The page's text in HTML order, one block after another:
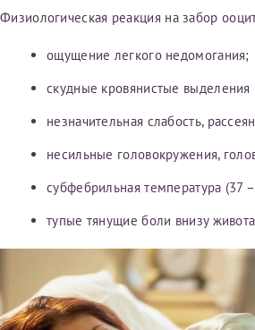
Физиологическая реакция на забор
ощущение легкого недомогания;
скудные кровянистые выделения
незначительная слабость,
несильные головокружения,
субфебрильная температура (37
тупые тянущие боли внизу